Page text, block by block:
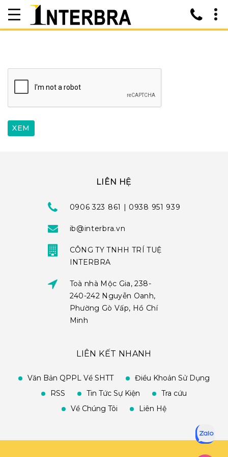
LIÊN HỆ
0906 323 861 | 0938 951 939
ib@interbra.vn
CÔNG TY TNHH TRÍ TUỆ
INTERBRA
Toà nhà Mộc Gia, 238-
240-242 Nguyễn Oanh,
Phường Gò Vấp, Hồ Chí
Minh
LIÊN KẾT NHANH
Văn Bản QPPL Về SHTT
Điều Khoản Sử Dụng
RSS
Tin Tức Sự Kiện
Tra cứu
Về Chúng Tôi
Liên Hệ